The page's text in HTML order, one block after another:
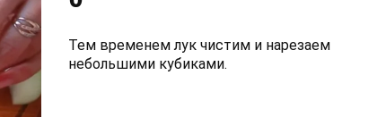
Тем временем лук чистим и нарезаем
небольшими кубиками.